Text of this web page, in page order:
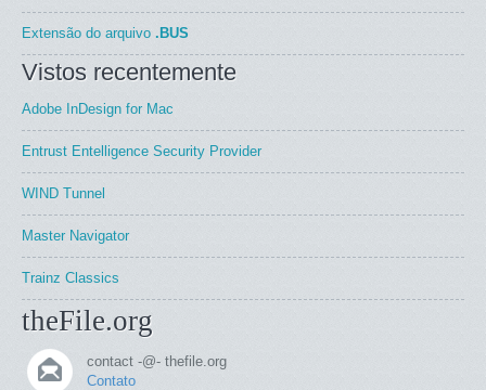
Extensão do arquivo .BUS
Vistos recentemente
Adobe InDesign for Mac
Entrust Entelligence Security Provider
WIND Tunnel
Master Navigator
Trainz Classics
theFile.org
contact -@- thefile.org
Contato